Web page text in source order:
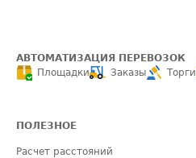
АВТОМАТИЗАЦИЯ ПЕРЕВОЗОК
Площадки
Заказы Торги
ПОЛЕЗНОЕ
Расчет расстояний